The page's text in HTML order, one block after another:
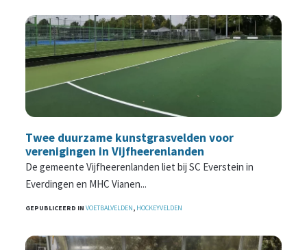
Twee duurzame kunstgrasvelden voor
verenigingen in Vijfheerenlanden
De gemeente Vijfheerenlanden liet bij SC Everstein in
Everdingen en MHC Vianen...
GEPUBLICEERD IN VOETBALVELDEN, HOCKEYVELDEN